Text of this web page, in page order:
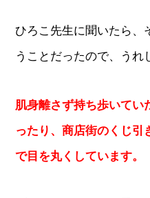
ひろこ先生に聞いたら、
うことだったので、うれ
肌身離さず持ち歩いてい
ったり、商店街のくじ引
で目を丸くしています。